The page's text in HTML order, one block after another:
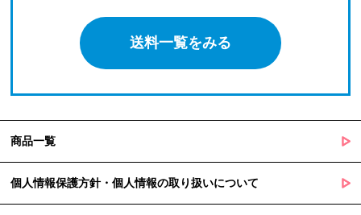
送料一覧をみる
商品一覧
個人情報保護方針・個人情報の取り扱いについて